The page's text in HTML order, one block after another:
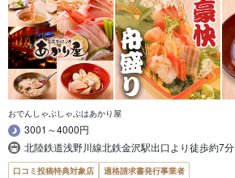
おでんしゃぶしゃぶはあかり屋
3001～4000円
北陸鉄道浅野川線北鉄金沢駅出口より徒歩約7分
口コミ投稿特典対象店 適格請求書発行事業者